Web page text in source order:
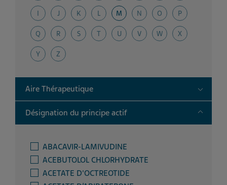
I J K L M N O P
Q R S T U V W X
Y Z
Aire Thérapeutique Toggle
Désignation du principe actif Toggle
ABACAVIR-LAMIVUDINE
ACEBUTOLOL CHLORHYDRATE
ACETATE D'OCTREOTIDE